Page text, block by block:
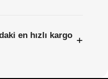
en hızlı kargo +